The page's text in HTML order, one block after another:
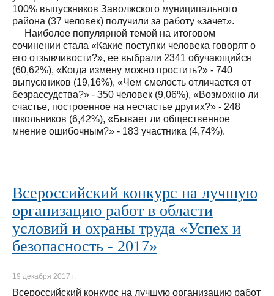
100% выпускников Заволжского муниципального
района (37 человек) получили за работу «зачет».
Наиболее популярной темой на итоговом
сочинении стала «Какие поступки человека говорят о
его отзывчивости?», ее выбрали 2341 обучающийся
(60,62%), «Когда измену можно простить?» - 740
выпускников (19,16%), «Чем смелость отличается от
безрассудства?» - 350 человек (9,06%), «Возможно ли
счастье, построенное на несчастье других?» - 248
школьников (6,42%), «Бывает ли общественное
мнение ошибочным?» - 183 участника (4,74%).
Всероссийский конкурс на лучшую
организацию работ в области
условий и охраны труда «Успех и
безопасность - 2017»
19 декабря 2017 г.
Всероссийский конкурс на лучшую организацию работ